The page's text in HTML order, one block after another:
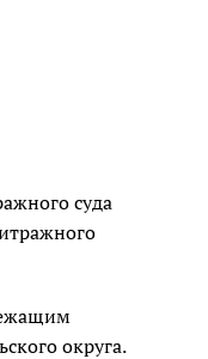
суда
округа.